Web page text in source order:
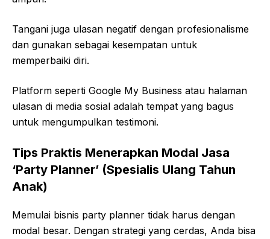
Tangani juga ulasan negatif dengan profesionalisme
dan gunakan sebagai kesempatan untuk
memperbaiki diri.
Platform seperti Google My Business atau halaman
ulasan di media sosial adalah tempat yang bagus
untuk mengumpulkan testimoni.
Tips Praktis Menerapkan Modal Jasa
‘Party Planner’ (Spesialis Ulang Tahun
Anak)
Memulai bisnis party planner tidak harus dengan
modal besar. Dengan strategi yang cerdas, Anda bisa